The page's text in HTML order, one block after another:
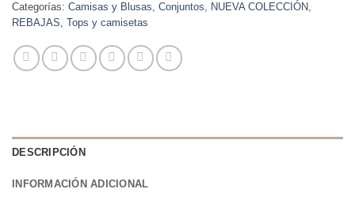
Categorías: Camisas y Blusas, Conjuntos, NUEVA COLECCIÓN,
REBAJAS, Tops y camisetas
DESCRIPCIÓN
INFORMACIÓN ADICIONAL